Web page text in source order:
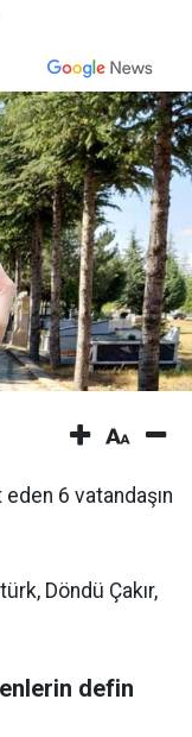
6 vatandaşın
Döndü Çakır,
defin